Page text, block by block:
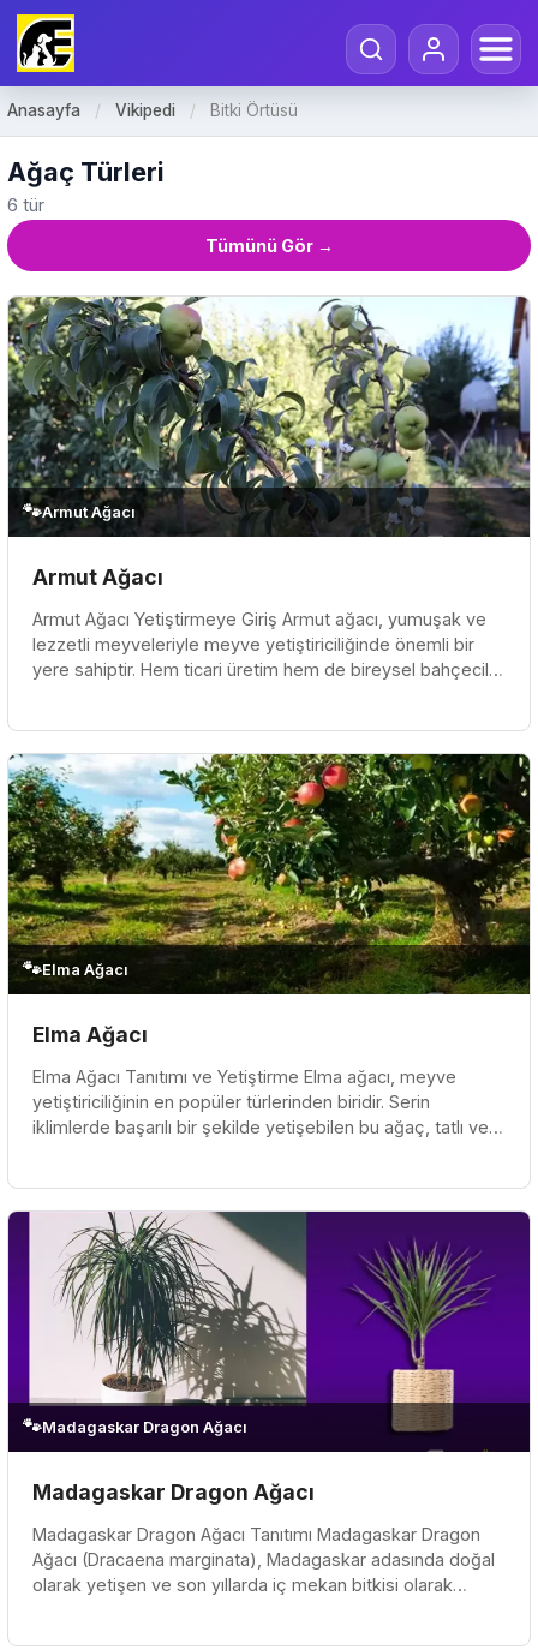
Anasayfa / Vikipedi / Bitki Örtüsü
Ağaç Türleri
6 tür
Tümünü Gör →
🐾Armut Ağacı
Armut Ağacı
Armut Ağacı Yetiştirmeye Giriş Armut ağacı, yumuşak ve
lezzetli meyveleriyle meyve yetiştiriciliğinde önemli bir
yere sahiptir. Hem ticari üretim hem de bireysel bahçecilik
🐾Elma Ağacı
Elma Ağacı
Elma Ağacı Tanıtımı ve Yetiştirme Elma ağacı, meyve
yetiştiriciliğinin en popüler türlerinden biridir. Serin
iklimlerde başarılı bir şekilde yetişebilen bu ağaç, tatlı ve
🐾Madagaskar Dragon Ağacı
Madagaskar Dragon Ağacı
Madagaskar Dragon Ağacı Tanıtımı Madagaskar Dragon
Ağacı (Dracaena marginata), Madagaskar adasında doğal
olarak yetişen ve son yıllarda iç mekan bitkisi olarak